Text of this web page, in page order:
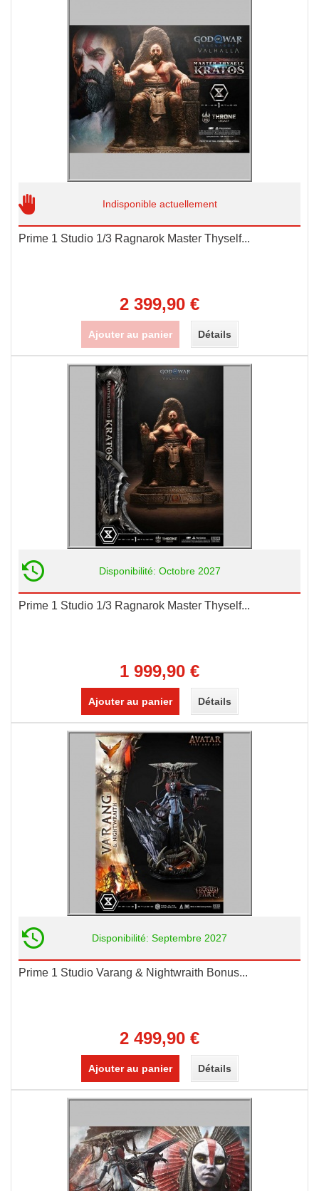
Indisponible actuellement
Prime 1 Studio 1/3 Ragnarok Master Thyself...
2 399,90 €
Ajouter au panier Détails
Disponibilité: Octobre 2027
Prime 1 Studio 1/3 Ragnarok Master Thyself...
1 999,90 €
Ajouter au panier Détails
Disponibilité: Septembre 2027
Prime 1 Studio Varang & Nightwraith Bonus...
2 499,90 €
Ajouter au panier Détails